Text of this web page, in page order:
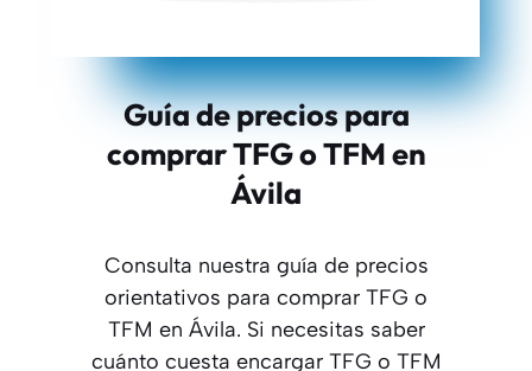
Guía de precios para
comprar TFG o TFM en
Ávila
Consulta nuestra guía de precios
orientativos para comprar TFG o
TFM en Ávila. Si necesitas saber
cuánto cuesta encargar TFG o TFM